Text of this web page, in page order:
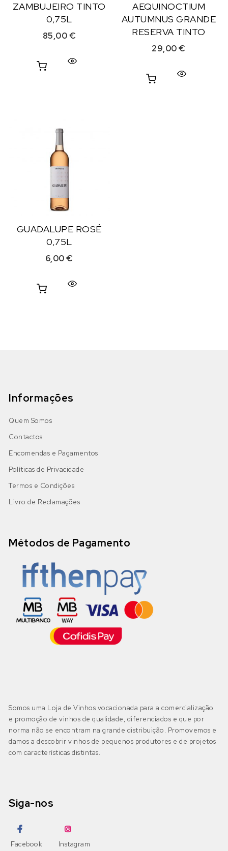
ZAMBUJEIRO TINTO
0,75L
85,00€
AEQUINOCTIUM
AUTUMNUS GRANDE
RESERVA TINTO
29,00€
GUADALUPE ROSÉ
0,75L
6,00€
Informações
Quem Somos
Contactos
Encomendas e Pagamentos
Políticas de Privacidade
Termos e Condições
Livro de Reclamações
Métodos de Pagamento
Somos uma Loja de Vinhos vocacionada para a comercialização
e promoção de vinhos de qualidade, diferenciados e que por
norma não se encontram na grande distribuição. Promovemos e
damos a descobrir vinhos de pequenos produtores e de projetos
com características distintas.
Siga-nos
Facebook Instagram